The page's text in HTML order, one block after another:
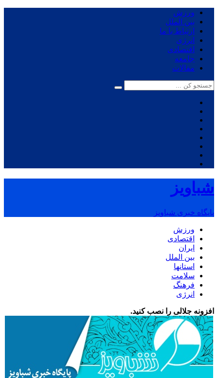
ورزش
بین الملل
ارتباط با ما
انرژی
اقتصادی
جامعه
مقالات
شباویز
پایگاه خبری شباویز
ورزش
اقتصادی
ایران
بین الملل
استانها
سلامت
فرهنگ
انرژی
افزونه جلالی را نصب کنید.